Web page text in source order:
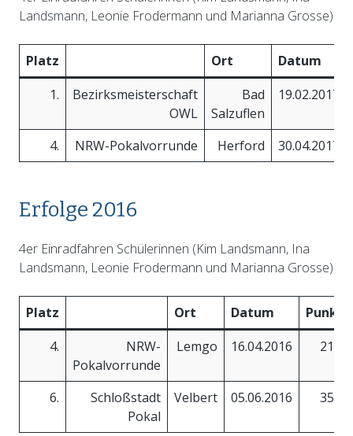
Landsmann, Leonie Frodermann und Marianna Grosse)
Platz Ort
Datum
1.
Bezirksmeisterschaft
OWL
Bad
Salzuflen
19.02.2017
4. NRW-Pokalvorrunde Herford 30.04.2017
Erfolge 2016
4er Einradfahren Schülerinnen (Kim Landsmann, Ina
Landsmann, Leonie Frodermann und Marianna Grosse)
Platz Ort Datum
Punkte
4.
NRW-
Pokalvorrunde
Lemgo 16.04.2016 21,71
6.
Schloßstadt
Pokal
Velbert 05.06.2016 35,58